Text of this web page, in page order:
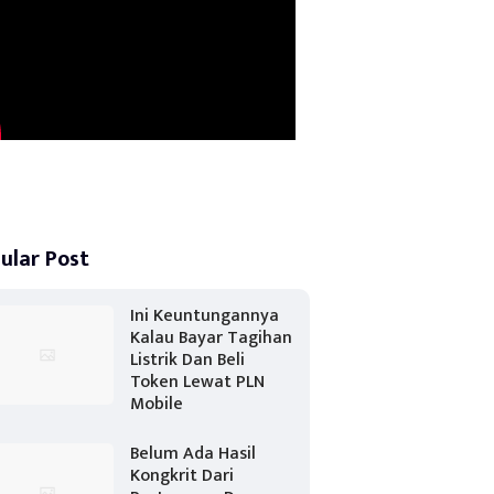
Post
Ini Keuntungannya
Kalau Bayar Tagihan
Listrik Dan Beli
Token Lewat PLN
Mobile
Belum Ada Hasil
Kongkrit Dari